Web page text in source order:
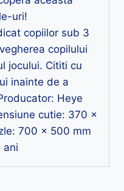
uri!
copiilor sub 3
copilului
jocului. Cititi cu
inainte de a
Heye
cutie: 370 x
700 x 500 mm
ani